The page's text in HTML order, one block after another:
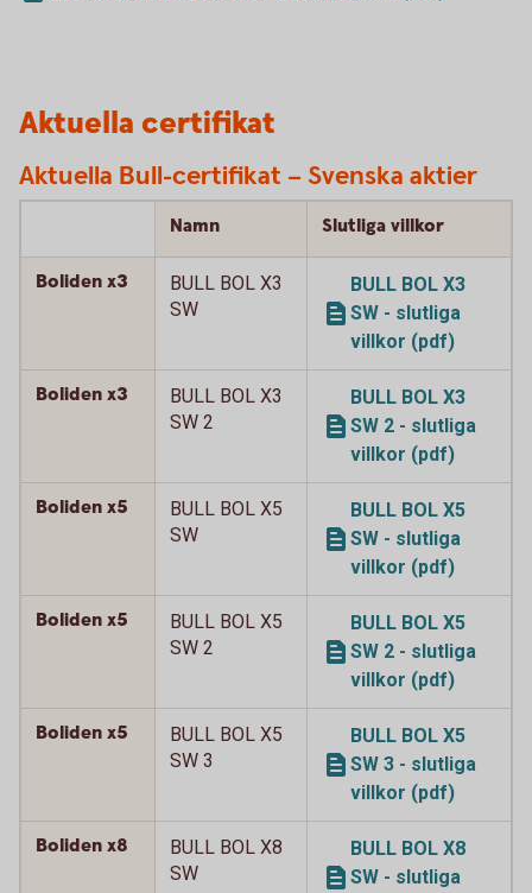
Aktuella certifikat
Aktuella Bull-certifikat – Svenska aktier
Namn Slutliga villkor
Boliden x3
BULL BOL X3
SW
BULL BOL X3
SW - slutliga
villkor (pdf)
Boliden x3
BULL BOL X3
SW 2
BULL BOL X3
SW 2 - slutliga
villkor (pdf)
Boliden x5
BULL BOL X5
SW
BULL BOL X5
SW - slutliga
villkor (pdf)
Boliden x5
BULL BOL X5
SW 2
BULL BOL X5
SW 2 - slutliga
villkor (pdf)
Boliden x5
BULL BOL X5
SW 3
BULL BOL X5
SW 3 - slutliga
villkor (pdf)
Boliden x8
BULL BOL X8
SW
BULL BOL X8
SW - slutliga